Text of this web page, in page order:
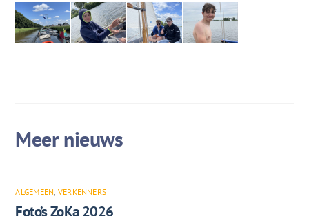
ALGEMEEN VERKENNERS
Foto’s ZoKa 2026